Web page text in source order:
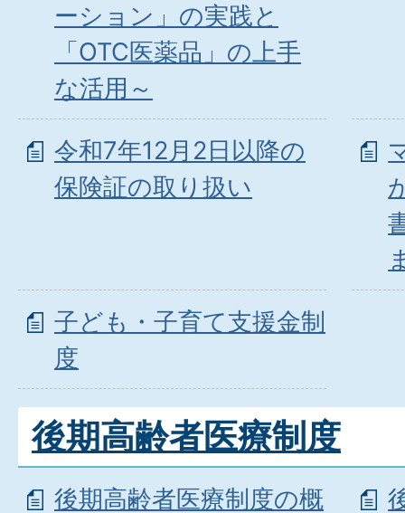
ーション」の実践と
「OTC医薬品」の上手
な活用～
令和7年12月2日以降の
保険証の取り扱い
子ども・子育て支援金制
度
後期高齢者医療制度
後期高齢者医療制度の概